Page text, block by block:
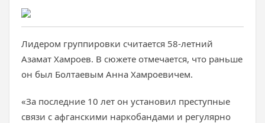
Лидером группировки считается 58-летний
Азамат Хамроев. В сюжете отмечается, что раньше
он был Болтаевым Анна Хамроевичем.
«За последние 10 лет он установил преступные
связи с афганскими наркобандами и регулярно